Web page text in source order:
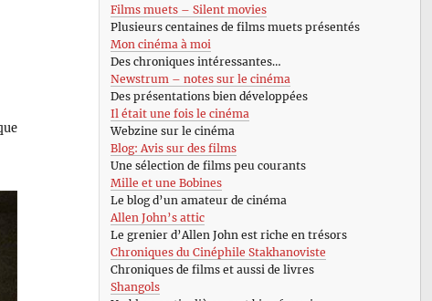
Films muets – Silent movies
Plusieurs centaines de films muets présentés
Mon cinéma à moi
Des chroniques intéressantes…
Newstrum – notes sur le cinéma
Des présentations bien développées
Il était une fois le cinéma
Webzine sur le cinéma
Blog: Avis sur des films
Une sélection de films peu courants
Mille et une Bobines
Le blog d’un amateur de cinéma
Allen John’s attic
Le grenier d’Allen John est riche en trésors
Chroniques du Cinéphile Stakhanoviste
Chroniques de films et aussi de livres
Shangols